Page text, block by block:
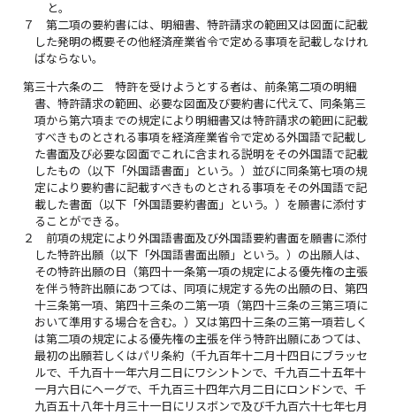
と。
７
第二項の要約書には、明細書、特許請求の範囲又は図面に記載
した発明の概要その他経済産業省令で定める事項を記載しなけれ
ばならない。
第三十六条の二
特許を受けようとする者は、前条第二項の明細
書、特許請求の範囲、必要な図面及び要約書に代えて、同条第三
項から第六項までの規定により明細書又は特許請求の範囲に記載
すべきものとされる事項を経済産業省令で定める外国語で記載し
た書面及び必要な図面でこれに含まれる説明をその外国語で記載
したもの（以下「外国語書面」という。）並びに同条第七項の規
定により要約書に記載すべきものとされる事項をその外国語で記
載した書面（以下「外国語要約書面」という。）を願書に添付す
ることができる。
２
前項の規定により外国語書面及び外国語要約書面を願書に添付
した特許出願（以下「外国語書面出願」という。）の出願人は、
その特許出願の日（第四十一条第一項の規定による優先権の主張
を伴う特許出願にあつては、同項に規定する先の出願の日、第四
十三条第一項、第四十三条の二第一項（第四十三条の三第三項に
おいて準用する場合を含む。）又は第四十三条の三第一項若しく
は第二項の規定による優先権の主張を伴う特許出願にあつては、
最初の出願若しくはパリ条約（千九百年十二月十四日にブラッセ
ルで、千九百十一年六月二日にワシントンで、千九百二十五年十
一月六日にヘーグで、千九百三十四年六月二日にロンドンで、千
九百五十八年十月三十一日にリスボンで及び千九百六十七年七月